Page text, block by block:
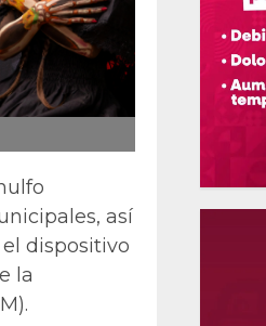
así
dispositivo
la